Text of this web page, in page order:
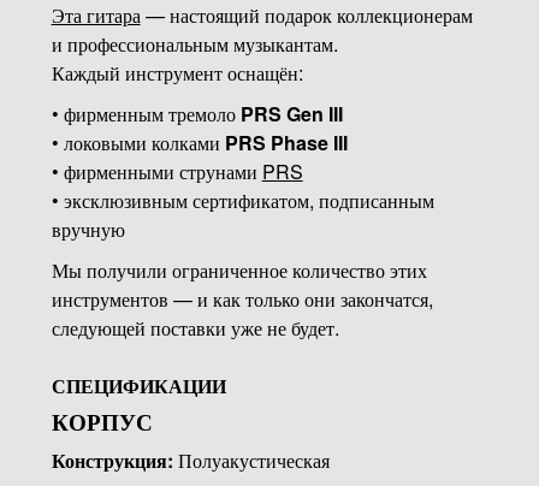
Эта гитара— настоящий подарок коллекционерам
и профессиональным музыкантам.
Каждый инструмент оснащён:
• фирменным тремоло PRS Gen III
• локовыми колками PRS Phase III
• фирменными струнами PRS
• эксклюзивным сертификатом, подписанным
вручную
Мы получили ограниченное количество этих
инструментов — и как только они закончатся,
следующей поставки уже не будет.
СПЕЦИФИКАЦИИ
КОРПУС
Конструкция: Полуакустическая